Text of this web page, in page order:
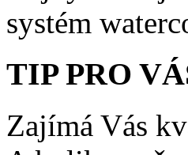
systém
TIP PRO
Zajímá Vás